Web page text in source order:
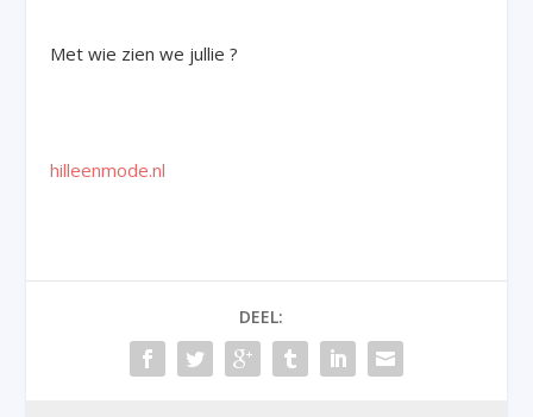
Met wie zien we jullie ?
hilleenmode.nl
DEEL: